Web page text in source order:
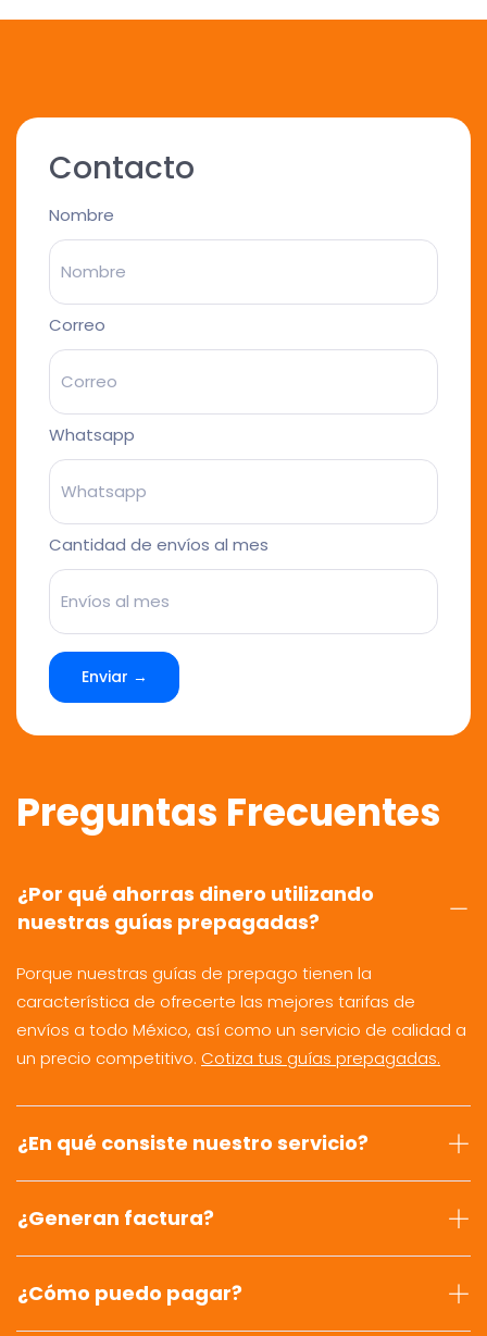
Contacto
Nombre
Correo
Whatsapp
Cantidad de envíos al mes
Enviar →
Preguntas Frecuentes
¿Por qué ahorras dinero utilizando
nuestras guías prepagadas?
Porque nuestras guías de prepago tienen la
característica de ofrecerte las mejores tarifas de
envíos a todo México, así como un servicio de calidad a
un precio competitivo. Cotiza tus guías prepagadas.
¿En qué consiste nuestro servicio?
¿Generan factura?
¿Cómo puedo pagar?